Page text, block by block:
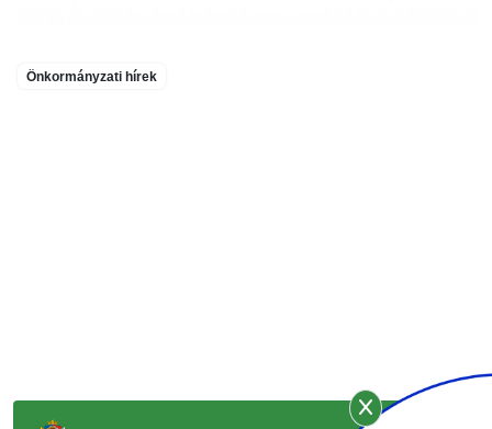
Önkormányzati hírek